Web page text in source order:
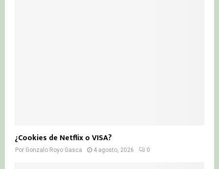
¿Cookies de Netflix o VISA?
Por Gonzalo Royo Gasca 4 agosto, 2026 0